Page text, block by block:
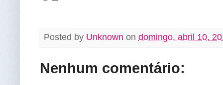
Posted by Unknown on domingo, abril 10,
Nenhum comentário: